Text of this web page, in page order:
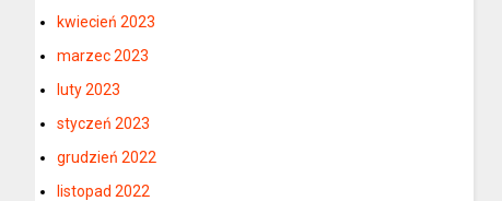
kwiecień 2023
marzec 2023
luty 2023
styczeń 2023
grudzień 2022
listopad 2022